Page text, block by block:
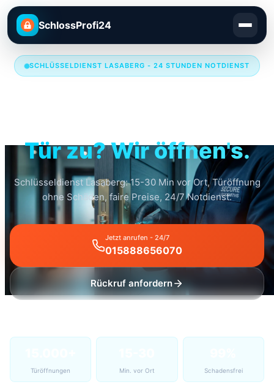
SchlossProfi24
SCHLÜSSELDIENST LASABERG - 24 STUNDEN NOTDIENST
Tür zu? Wir öffnen's.
Schlüsseldienst Lasaberg: 15-30 Min vor Ort, Türöffnung
ohne Schäden, faire Preise, 24/7 Notdienst.
Jetzt anrufen - 24/7
015888656070
Rückruf anfordern
Türöffnungen Min. vor Ort Schadensfrei